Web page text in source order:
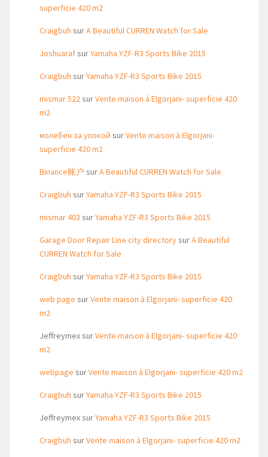
superficie 420 m2
Craigbuh surA Beautiful CURREN Watch for Sale
JoshuarafsurYamaha YZF-R3 Sports Bike 2015
Craigbuh surYamaha YZF-R3 Sports Bike 2015
mismar 522surVente maison à Elgorjani- superficie 420
m2
молебен за упокой surVente maison à Elgorjani-
superficie 420 m2
Binance账户 surA Beautiful CURREN Watch for Sale
Craigbuh surYamaha YZF-R3 Sports Bike 2015
mismar 403 surYamaha YZF-R3 Sports Bike 2015
Garage Door Repair Line city directorysurA Beautiful
CURREN Watch for Sale
Craigbuh surYamaha YZF-R3 Sports Bike 2015
web page surVente maison à Elgorjani- superficie 420
m2
JeffreymexsurVente maison à Elgorjani- superficie 420
m2
webpage surVente maison à Elgorjani- superficie 420 m2
Craigbuh surYamaha YZF-R3 Sports Bike 2015
JeffreymexsurYamaha YZF-R3 Sports Bike 2015
Craigbuh surVente maison à Elgorjani- superficie 420 m2